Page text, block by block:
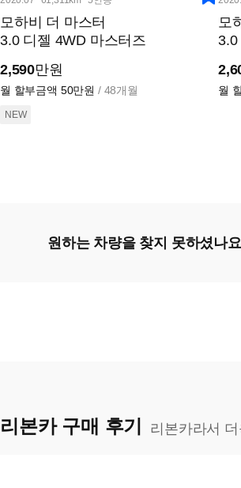
모하비 더 마스터
3.0 디젤 4WD 마스터즈
2,590만원
월 할부금액 50만원 / 48개월
NEW
모
월
원하는 차량을 찾지 못하셨나
리본카 구매 후기 리본카라서